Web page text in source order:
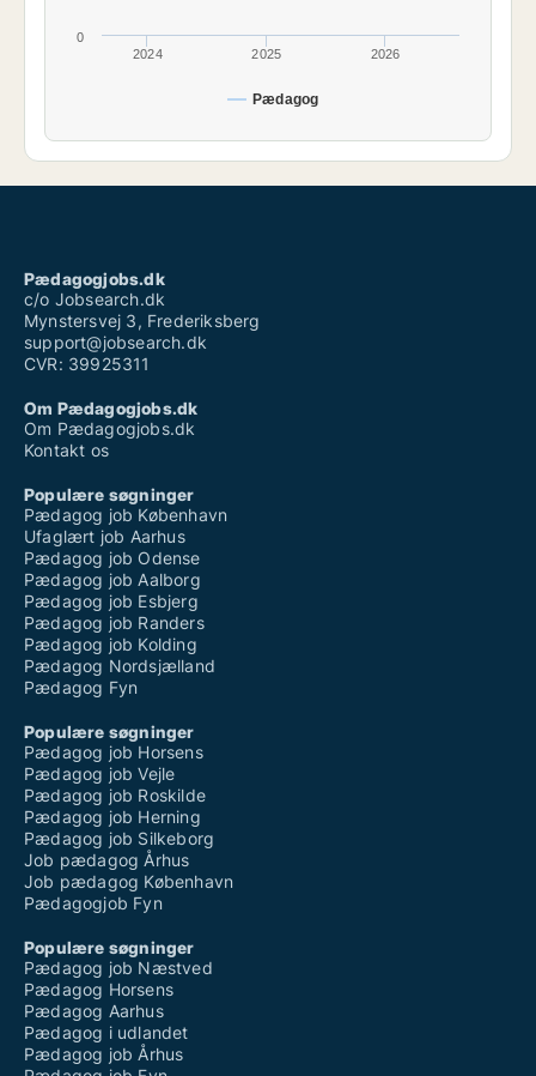
Pædagog
2024 2025 2026
0
Pædagogjobs.dk
c/o Jobsearch.dk
Mynstersvej 3, Frederiksberg
support@jobsearch.dk
CVR: 39925311
Om Pædagogjobs.dk
Om Pædagogjobs.dk
Kontakt os
Populære søgninger
Pædagog job København
Ufaglært job Aarhus
Pædagog job Odense
Pædagog job Aalborg
Pædagog job Esbjerg
Pædagog job Randers
Pædagog job Kolding
Pædagog Nordsjælland
Pædagog Fyn
Populære søgninger
Pædagog job Horsens
Pædagog job Vejle
Pædagog job Roskilde
Pædagog job Herning
Pædagog job Silkeborg
Job pædagog Århus
Job pædagog København
Pædagogjob Fyn
Populære søgninger
Pædagog job Næstved
Pædagog Horsens
Pædagog Aarhus
Pædagog i udlandet
Pædagog job Århus